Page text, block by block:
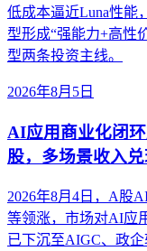
低成本逼近Luna性能
型形成“强能力+高性
型两条投资主线。
2026年8月5日
AI应用商业化闭
股，多场景收入
2026年8月4日，A股
等领涨，市场对AI应
已下沉至AIGC、政